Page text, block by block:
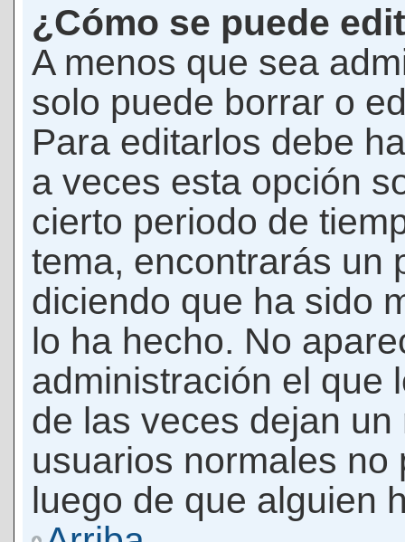
¿Cómo se puede
A menos que sea
solo puede borrar o
Para editarlos debe
a veces esta opción
cierto periodo de
tema, encontrarás un
diciendo que ha sido
lo ha hecho. No
administración el que
de las veces dejan
usuarios normales
luego de que alguien